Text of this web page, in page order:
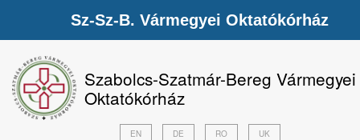
Szabolcs-Szatmár-Bereg Vármegyei
Oktatókórház
EN DE RO UK
Sz-Sz-B. Vármegyei Oktatókórház